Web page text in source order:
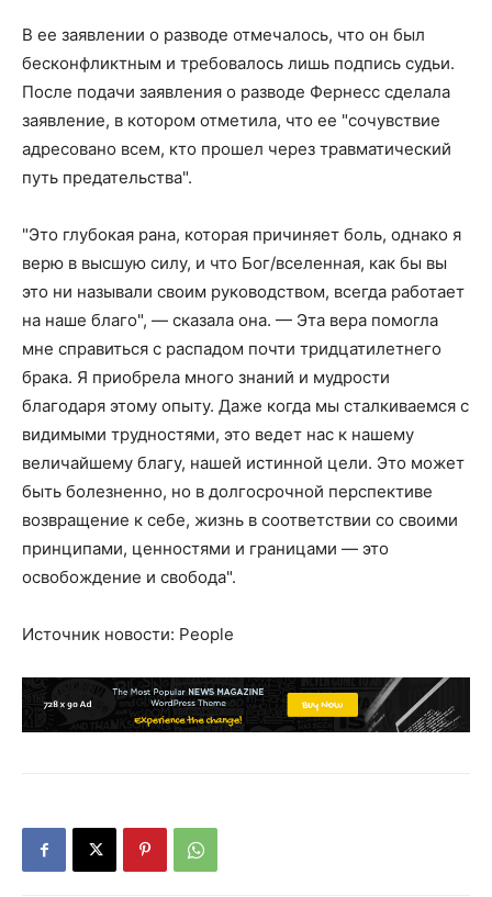
В ее заявлении о разводе отмечалось, что он был
бесконфликтным и требовалось лишь подпись судьи.
После подачи заявления о разводе Фернесс сделала
заявление, в котором отметила, что ее "сочувствие
адресовано всем, кто прошел через травматический
путь предательства".
"Это глубокая рана, которая причиняет боль, однако я
верю в высшую силу, и что Бог/вселенная, как бы вы
это ни называли своим руководством, всегда работает
на наше благо", — сказала она. — Эта вера помогла
мне справиться с распадом почти тридцатилетнего
брака. Я приобрела много знаний и мудрости
благодаря этому опыту. Даже когда мы сталкиваемся с
видимыми трудностями, это ведет нас к нашему
величайшему благу, нашей истинной цели. Это может
быть болезненно, но в долгосрочной перспективе
возвращение к себе, жизнь в соответствии со своими
принципами, ценностями и границами — это
освобождение и свобода".
Источник новости: People